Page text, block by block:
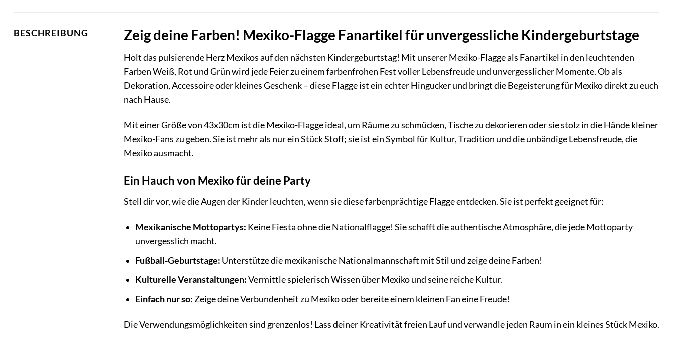
BESCHREIBUNG Zeig deine Farben! Mexiko-Flagge Fanartikel für unvergessliche Kindergeburtstage
Holt das pulsierende Herz Mexikos auf den nächsten Kindergeburtstag! Mit unserer Mexiko-Flagge als Fanartikel in den leuchtenden
Farben Weiß, Rot und Grün wird jede Feier zu einem farbenfrohen Fest voller Lebensfreude und unvergesslicher Momente. Ob als
Dekoration, Accessoire oder kleines Geschenk – diese Flagge ist ein echter Hingucker und bringt die Begeisterung für Mexiko direkt zu euch
nach Hause.
Mit einer Größe von 43x30cm ist die Mexiko-Flagge ideal, um Räume zu schmücken, Tische zu dekorieren oder sie stolz in die Hände kleiner
Mexiko-Fans zu geben. Sie ist mehr als nur ein Stück Stoff; sie ist ein Symbol für Kultur, Tradition und die unbändige Lebensfreude, die
Mexiko ausmacht.
Ein Hauch von Mexiko für deine Party
Stell dir vor, wie die Augen der Kinder leuchten, wenn sie diese farbenprächtige Flagge entdecken. Sie ist perfekt geeignet für:
Mexikanische Mottopartys: Keine Fiesta ohne die Nationalflagge! Sie schafft die authentische Atmosphäre, die jede Mottoparty
unvergesslich macht.
Fußball-Geburtstage: Unterstütze die mexikanische Nationalmannschaft mit Stil und zeige deine Farben!
Kulturelle Veranstaltungen:Vermittle spielerisch Wissen über Mexiko und seine reiche Kultur.
Einfach nur so: Zeige deine Verbundenheit zu Mexiko oder bereite einem kleinen Fan eine Freude!
Die Verwendungsmöglichkeiten sind grenzenlos! Lass deiner Kreativität freien Lauf und verwandle jeden Raum in ein kleines Stück Mexiko.